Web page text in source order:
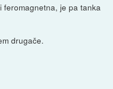
feromagnetna, je pa tanka
drugače.